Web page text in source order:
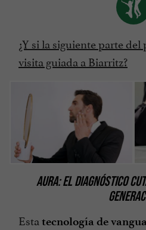
¿Y si la siguiente parte
visita guiada a Biarritz?
AURA: EL DIAGNÓSTICO
Esta tecnología de